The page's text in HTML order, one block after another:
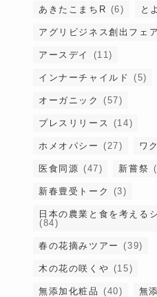
あきたこまちR (6) と
アグリビジネス創出フェア
アースデイ (11)
インナーチャイルド (5)
オーガニック (57)
プレスリリース (14)
ホメオパシー (27) ワ
医食同源 (47) 新嘗祭
新春豊受トーク (3)
日本の農業と食を考える
(84)
春の花摘みツアー (39)
木の花の咲くや (15)
無添加化粧品 (40) 無